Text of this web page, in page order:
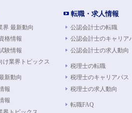
界 最新動向
格情報
験情報
け業界トピックス
新動向
報
報
転職・求人情報
公認会計士の転職
公認会計士のキャリア
公認会計士の求人動向
税理士の転職
税理士のキャリアパス
税理士の求人動向
転職FAQ